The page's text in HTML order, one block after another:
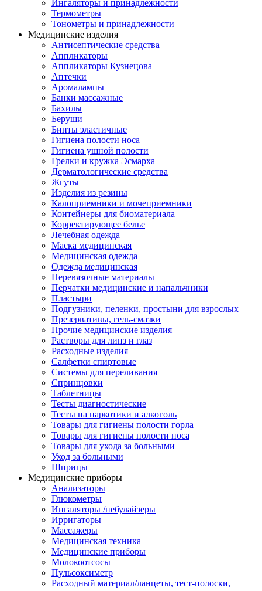
Ингаляторы и принадлежности
Термометры
Тонометры и принадлежности
Медицинские изделия
Антисептические средства
Аппликаторы
Аппликаторы Кузнецова
Аптечки
Аромалампы
Банки массажные
Бахилы
Беруши
Бинты эластичные
Гигиена полости носа
Гигиена ушной полости
Грелки и кружка Эсмарха
Дерматологические средства
Жгуты
Изделия из резины
Калоприемники и мочеприемники
Контейнеры для биоматериала
Корректирующее белье
Лечебная одежда
Маска медицинская
Медицинская одежда
Одежда медицинская
Перевязочные материалы
Перчатки медицинские и напальчники
Пластыри
Подгузники, пеленки, простыни для взрослых
Презервативы, гель-смазки
Прочие медицинские изделия
Растворы для линз и глаз
Расходные изделия
Салфетки спиртовые
Системы для переливания
Спринцовки
Таблетницы
Тесты диагностические
Тесты на наркотики и алкоголь
Товары для гигиены полости горла
Товары для гигиены полости носа
Товары для ухода за больными
Уход за больными
Шприцы
Медицинские приборы
Анализаторы
Глюкометры
Ингаляторы /небулайзеры
Ирригаторы
Массажеры
Медицинская техника
Медицинские приборы
Молокоотсосы
Пульсоксиметр
Расходный материал/ланцеты, тест-полоски,